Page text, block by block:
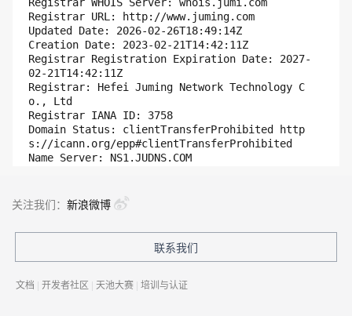
Registrar URL: http://www.juming.com
Updated Date: 2026-02-26T18:49:14Z
Creation Date: 2023-02-21T14:42:11Z
Registrar Registration Expiration Date: 2027-
02-21T14:42:11Z
Registrar: Hefei Juming Network Technology C
o., Ltd
Registrar IANA ID: 3758
Domain Status: clientTransferProhibited http
s://icann.org/epp#clientTransferProhibited
Name Server: NS1.JUDNS.COM
Registrar Abuse Contact Email: ymn@juming.com
Registrar Abuse Contact Phone: +40.09972996
System: http://wdprs.internic.net/
>>>Last update of WHOIS database: 2026-08-08T
关注我们： 新浪微博
联系我们
文档 | 开发者社区 | 天池大赛 | 培训与认证